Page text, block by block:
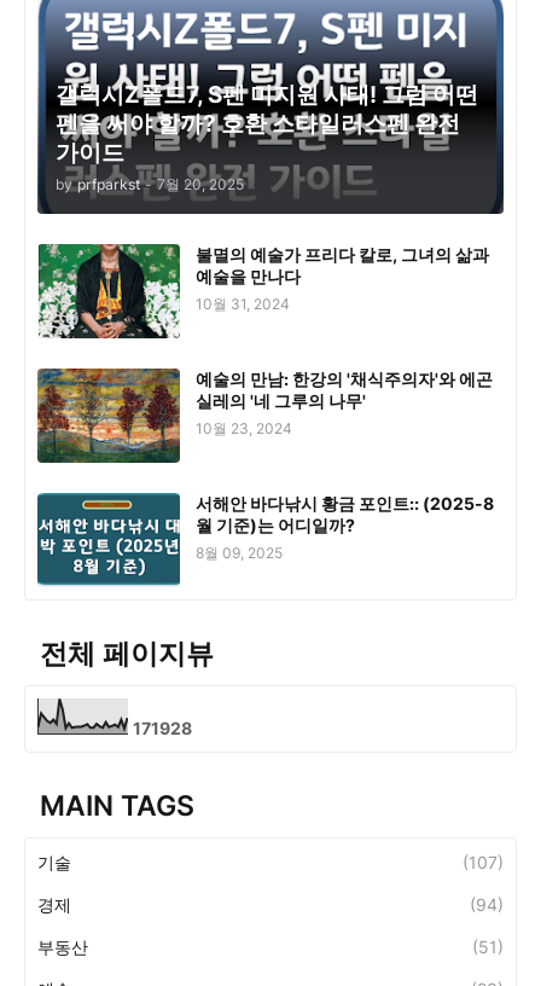
갤럭시Z폴드7, S펜 미지원 사태! 그럼 어떤
펜을 써야 할까? 호환 스타일러스펜 완전
가이드
by prfparkst - 7월 20, 2025
불멸의 예술가 프리다 칼로, 그녀의 삶과
예술을 만나다
10월 31, 2024
예술의 만남: 한강의 '채식주의자'와 에곤
실레의 '네 그루의 나무'
10월 23, 2024
서해안 바다낚시 황금 포인트:: (2025-8
월 기준)는 어디일까?
8월 09, 2025
전체 페이지뷰
171928
MAIN TAGS
기술 (107)
경제 (94)
부동산 (51)